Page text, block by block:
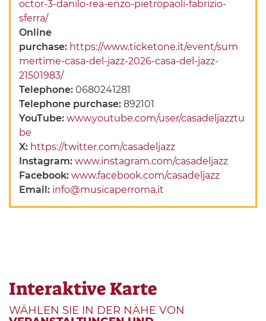
octor-3-danilo-rea-enzo-pietropaoli-fabrizio-
sferra/
Online
purchase: https://www.ticketone.it/event/sum
mertime-casa-del-jazz-2026-casa-del-jazz-
21501983/
Telephone:0680241281
Telephone purchase:892101
YouTube:www.youtube.com/user/casadeljazztu
be
X: https://twitter.com/casadeljazz
Instagram:www.instagram.com/casadeljazz
Facebook:www.facebook.com/casadeljazz
Email: info@musicaperroma.it
Interaktive Karte
WÄHLEN SIE IN DER NÄHE VON